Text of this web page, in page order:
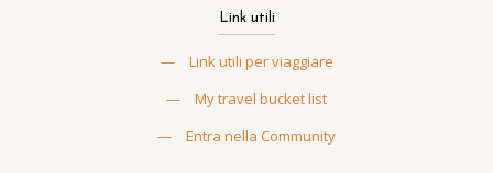
Link utili
—
Link utili per viaggiare
—
My travel bucket list
—
Entra nella Community